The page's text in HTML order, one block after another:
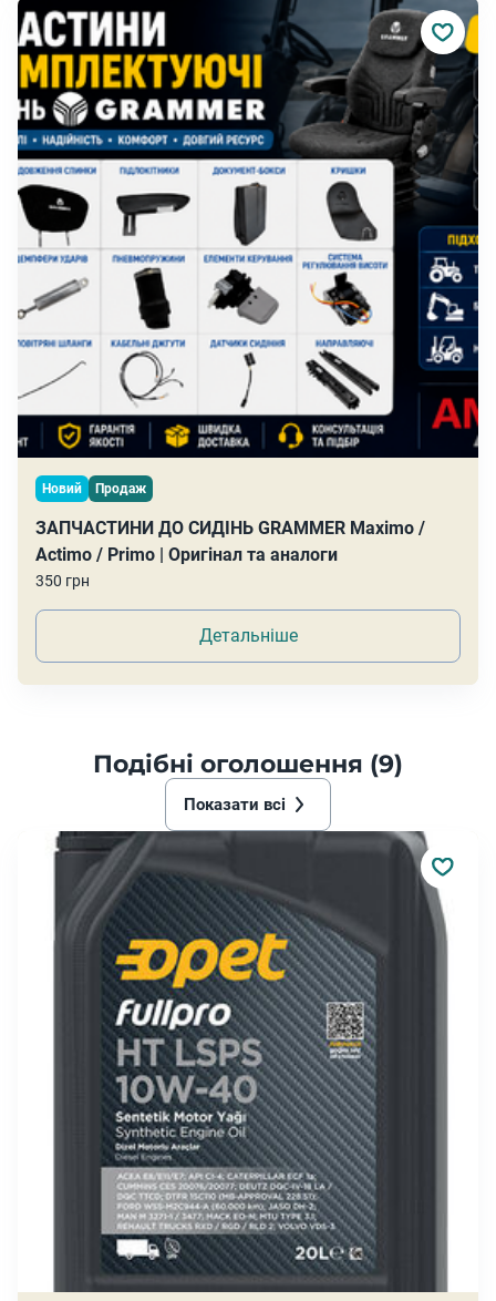
Новий Продаж
ЗАПЧАСТИНИ ДО СИДІНЬ GRAMMER Maximo /
Actimo / Primo | Оригінал та аналоги
350 грн
Детальніше
Подібні оголошення (9)
Показати всі